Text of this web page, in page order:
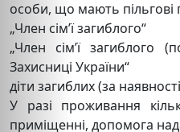
особи, що мають пільгові
„Член сім’ї загиблого“
„Член сім’ї загиблого
Захисниці України“
діти загиблих (за
У разі проживання
приміщенні, допомога